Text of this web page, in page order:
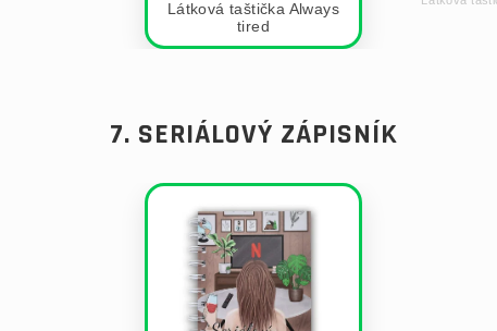
Látková taštička Always
tired
7. SERIÁLOVÝ ZÁPISNÍK